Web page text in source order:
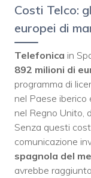
Costi Telco:
europei di
Telefonica in
892 milioni di
programma di
nel Paese iberico
nel Regno Unito,
Senza questi
comunicazione
spagnola del
avrebbe